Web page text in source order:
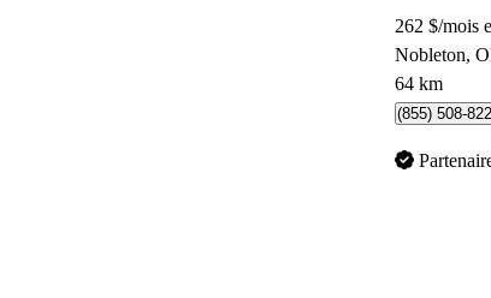
262 $/mois
Nobleton,
64 km
(855) 508-